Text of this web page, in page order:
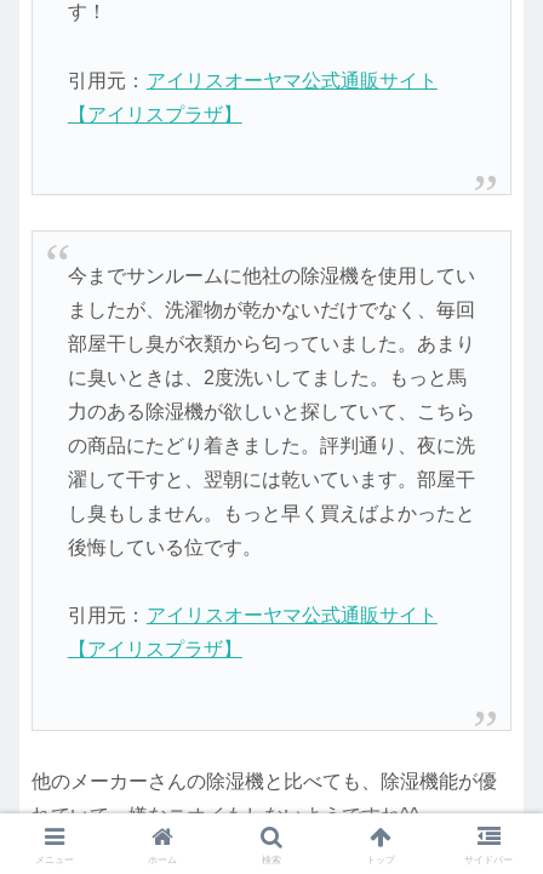
す！
引用元： アイリスオーヤマ公式通販サイト
【アイリスプラザ】
今までサンルームに他社の除湿機を使用してい
ましたが、洗濯物が乾かないだけでなく、毎回
部屋干し臭が衣類から匂っていました。あまり
に臭いときは、2度洗いしてました。もっと馬
力のある除湿機が欲しいと探していて、こちら
の商品にたどり着きました。評判通り、夜に洗
濯して干すと、翌朝には乾いています。部屋干
し臭もしません。もっと早く買えばよかったと
後悔している位です。
引用元： アイリスオーヤマ公式通販サイト
【アイリスプラザ】
他のメーカーさんの除湿機と比べても、除湿機能が優
れていて、嫌なニオイもしないようですね^^
メニュー ホーム 検索 トップ サイドバー